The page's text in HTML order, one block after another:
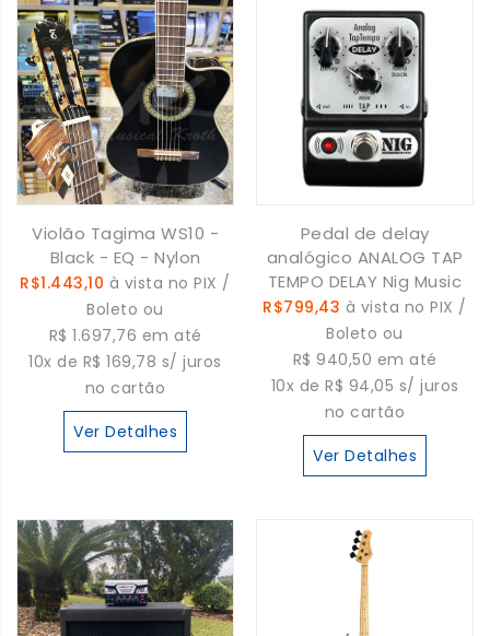
Violão Tagima WS10 -
Black - EQ - Nylon
R$1.443,10 à vista no PIX /
Boleto ou
R$ 1.697,76 em até
10x de R$ 169,78 s/ juros
no cartão
Ver Detalhes
Pedal de delay
analógico ANALOG TAP
TEMPO DELAY Nig Music
R$799,43 à vista no PIX /
Boleto ou
R$ 940,50 em até
10x de R$ 94,05 s/ juros
no cartão
Ver Detalhes